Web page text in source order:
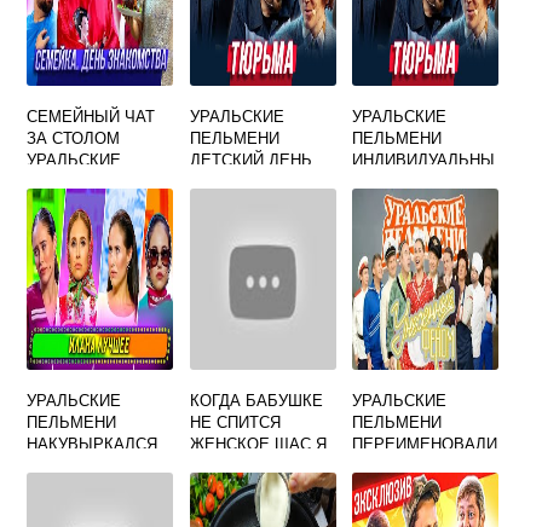
СЕМЕЙНЫЙ ЧАТ
ЗА СТОЛОМ
УРАЛЬСКИЕ
УРАЛЬСКИЕ
ПЕЛЬМЕНИ
ДЕТСКИЙ ДЕНЬ
УРАЛЬСКИЕ
ПЕЛЬМЕНИ
ИНДИВИДУАЛЬНЫ
ПРЕДПРИНИМАТЕ
УРАЛЬСКИЕ
ПЕЛЬМЕНИ
НАКУВЫРКАЛСЯ
КОГДА БАБУШКЕ
НЕ СПИТСЯ
ЖЕНСКОЕ ЩАС Я
ПЕЛЬМЕНИ
УРАЛЬСКИЕ
ПЕЛЬМЕНИ
ПЕРЕИМЕНОВАЛИ